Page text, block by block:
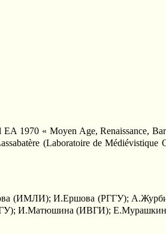
1970 « Moyen Age, Renaissance,
(Laboratoire de Médiévistique
(ИМЛИ); И.Ершова (РГГУ);
И.Матюшина (ИВГИ);